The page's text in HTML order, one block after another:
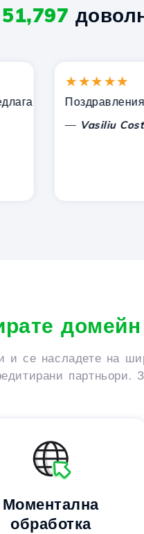
51,797
от Hostico.
★★★★★
Поздравления и
Vasiliu Costel
домейн
и се насладете на
Моментална
обработка